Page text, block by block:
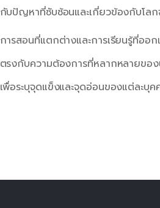
กับปัญหาที่ซับซ้อนและเกี่ยวข้องกับโลก
การสอนที่แตกต่างและการเรียนรู้ที่ออ
ตรงกับความต้องการที่หลากหลายของ
เพื่อระบุจุดแข็งและจุดอ่อนของแต่ละบุค